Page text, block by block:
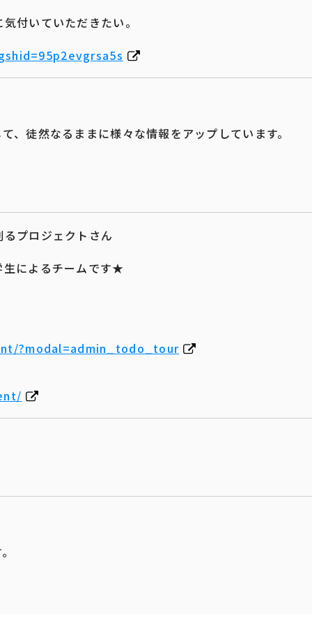
付いていただきたい。
、徒然なるままに様々な情報をアップしています。
プロジェクトさん
生によるチームです★
?modal=admin_todo_tour